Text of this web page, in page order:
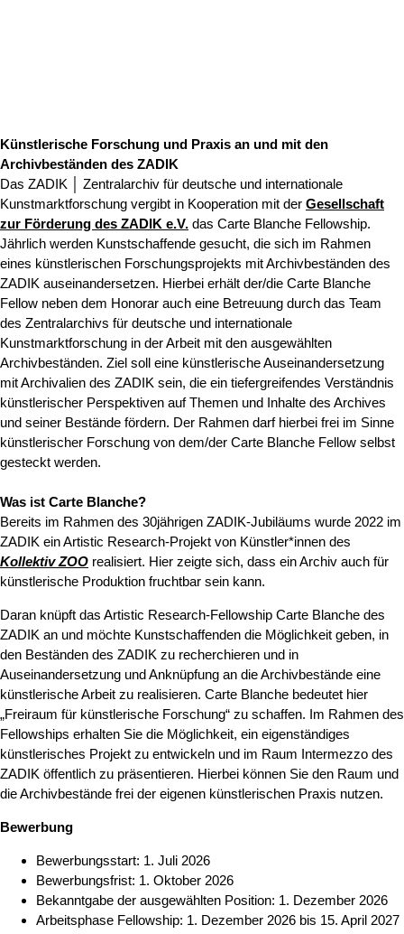
Künstlerische Forschung und Praxis an und mit den
Archivbeständen des ZADIK
Das ZADIK │ Zentralarchiv für deutsche und internationale
Kunstmarktforschung vergibt in Kooperation mit der Gesellschaft
zur Förderung des ZADIK e.V. das Carte Blanche Fellowship.
Jährlich werden Kunstschaffende gesucht, die sich im Rahmen
eines künstlerischen Forschungsprojekts mit Archivbeständen des
ZADIK auseinandersetzen. Hierbei erhält der/die Carte Blanche
Fellow neben dem Honorar auch eine Betreuung durch das Team
des Zentralarchivs für deutsche und internationale
Kunstmarktforschung in der Arbeit mit den ausgewählten
Archivbeständen. Ziel soll eine künstlerische Auseinandersetzung
mit Archivalien des ZADIK sein, die ein tiefergreifendes Verständnis
künstlerischer Perspektiven auf Themen und Inhalte des Archives
und seiner Bestände fördern. Der Rahmen darf hierbei frei im Sinne
künstlerischer Forschung von dem/der Carte Blanche Fellow selbst
gesteckt werden.
Was ist Carte Blanche?
Bereits im Rahmen des 30jährigen ZADIK-Jubiläums wurde 2022 im
ZADIK ein Artistic Research-Projekt von Künstler*innen des
Kollektiv ZOO realisiert. Hier zeigte sich, dass ein Archiv auch für
künstlerische Produktion fruchtbar sein kann.
Daran knüpft das Artistic Research-Fellowship Carte Blanche des
ZADIK an und möchte Kunstschaffenden die Möglichkeit geben, in
den Beständen des ZADIK zu recherchieren und in
Auseinandersetzung und Anknüpfung an die Archivbestände eine
künstlerische Arbeit zu realisieren. Carte Blanche bedeutet hier
„Freiraum für künstlerische Forschung“ zu schaffen. Im Rahmen des
Fellowships erhalten Sie die Möglichkeit, ein eigenständiges
künstlerisches Projekt zu entwickeln und im Raum Intermezzo des
ZADIK öffentlich zu präsentieren. Hierbei können Sie den Raum und
die Archivbestände frei der eigenen künstlerischen Praxis nutzen.
Bewerbung
Bewerbungsstart: 1. Juli 2026
Bewerbungsfrist: 1. Oktober 2026
Bekanntgabe der ausgewählten Position: 1. Dezember 2026
Arbeitsphase Fellowship: 1. Dezember 2026 bis 15. April 2027